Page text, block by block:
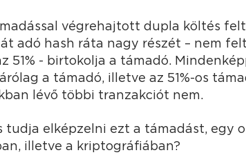
végrehajtott dupla költés
adó hash ráta nagy részét – nem
51% - birtokolja a támadó.
a támadó, illetve az 51%-os
lévő többi tranzakciót nem.
tudja elképzelni ezt a támadást, egy
illetve a kriptográfiában?